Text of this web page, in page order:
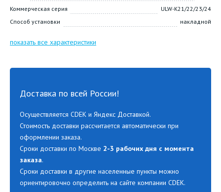
Коммерческая серия
ULW-K21/22/23/24
Способ установки
накладной
показать все характеристики
Доставка по всей России!
Осуществляется CDEK и Яндекс Доставкой.
Стоимость доставки рассчитается автоматически при
оформлении заказа.
Сроки доставки по Москве 2-3 рабочих дня с момента
заказа.
Сроки доставки в другие населенные пункты можно
ориентировочно определить на сайте компании CDEK.